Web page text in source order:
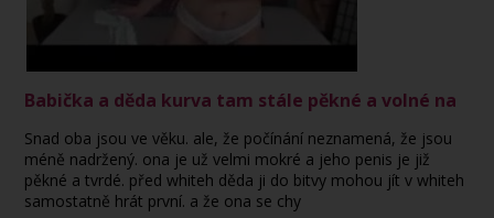
Babička a děda kurva tam stále pěkné a volné na
Snad oba jsou ve věku. ale, že počínání neznamená, že jsou
méně nadržený. ona je už velmi mokré a jeho penis je již
pěkné a tvrdé. před whiteh děda ji do bitvy mohou jít v whiteh
samostatně hrát první. a že ona se chy